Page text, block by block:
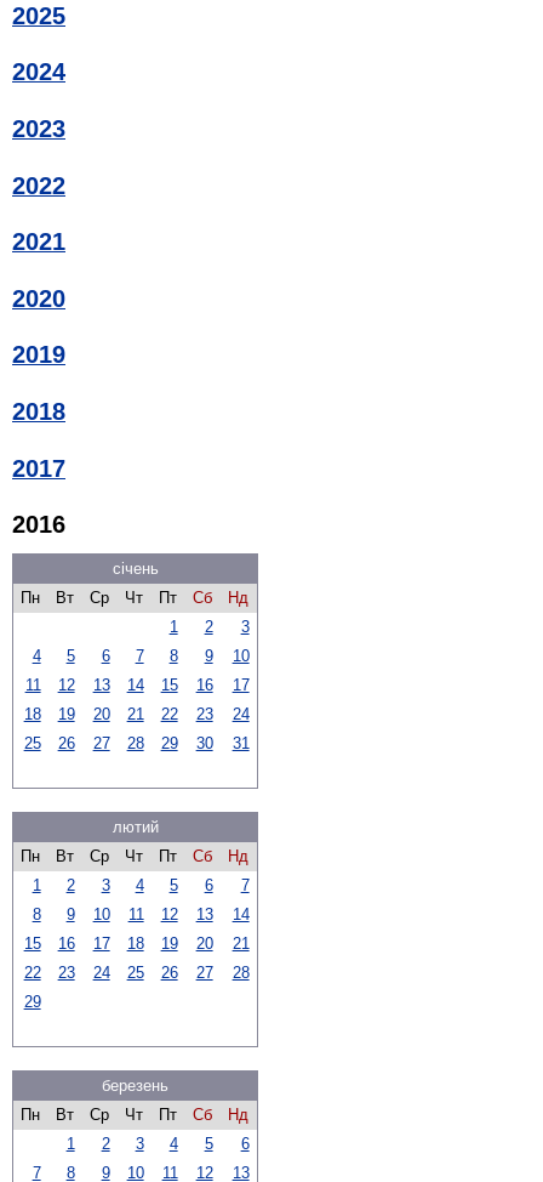
2025
2024
2023
2022
2021
2020
2019
2018
2017
2016
січень
Пн
Вт Ср Чт Пт Сб
Нд
1
2
3
4
5 6 7 8 9
10
11
12 13 14 15 16
17
18
19 20 21 22 23
24
25
26 27 28 29 30 31
лютий
Пн
Вт Ср Чт Пт Сб
Нд
1
2 3 4 5 6
7
8
9 10 11 12 13
14
15
16 17 18 19 20
21
22
23 24 25 26 27
28
29
березень
Пн
Вт Ср Чт Пт Сб
Нд
1
2 3 4 5
6
7
8 9 10 11 12 13